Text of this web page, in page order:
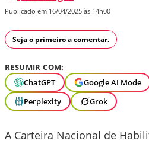
Publicado em 16/04/2025 às 14h00
Seja o primeiro a comentar.
RESUMIR COM:
ChatGPT
Google AI Mode
Perplexity
Grok
A Carteira Nacional de